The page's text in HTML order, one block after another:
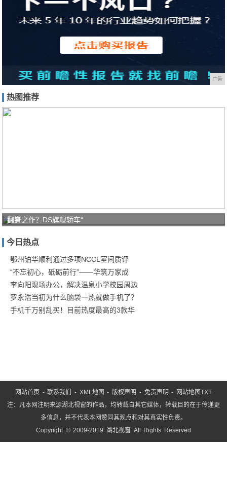
广告
热图推荐
打好
防疫
保卫
战！
商汤
翻身之作？DS旗舰轿车“
今日热点
鄂州铂华顺利通过多项NCCL室间质评
“不忘初心，砥砺前行”——华筑万家成
李向阳现场办公，解决温泉小学校园周边
罗永浩当初为什么脑袋一热就做手机了？
手机千万别乱买！目前热度最高的3款华
网站首页 -联系我们 - XML地图 -版权声明 - 免责声明 - 网站地图TXT
注：凡本网注明来源湖北视窗的作品，均转载自其它媒体，转载目的在于传递更
多信息，并不代表本网赞同其观点和对其真实性负责。
Copyright © 2009-2019 湖北视窗 All Rights Reserved